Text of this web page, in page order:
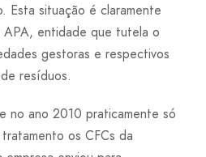
Esta situação é claramente
APA, entidade que tutela o
gestoras e respectivos
resíduos.
no ano 2010 praticamente só
os CFCs da